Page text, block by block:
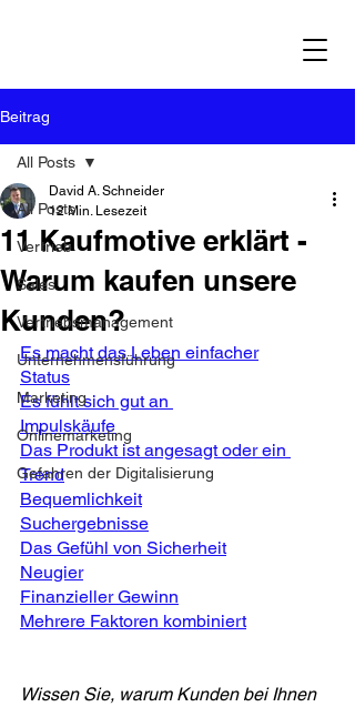
Beitrag
All Posts
Vertrieb
Sales
Vertriebsmanagement
Unternehmensführung
Marketing
Onlinemarketing
Gefahren der Digitalisierung
All Posts
11 Kaufmotive erklärt -
Warum kaufen unsere
Kunden?
David A. Schneider
12 Min. Lesezeit
Es macht das Leben einfacher
Status
Es fühlt sich gut an
Impulskäufe
Das Produkt ist angesagt oder ein
Trend
Bequemlichkeit
Suchergebnisse
Das Gefühl von Sicherheit
Neugier
Finanzieller Gewinn
Mehrere Faktoren kombiniert
Wissen Sie, warum Kunden bei Ihnen